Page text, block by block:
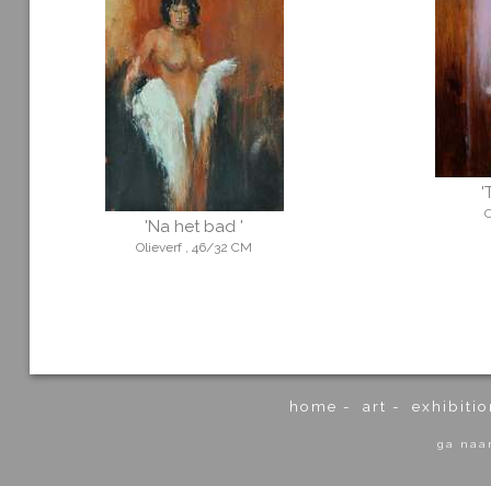
'Na het bad '
Olieverf , 46/32 CM
home - art -
ga